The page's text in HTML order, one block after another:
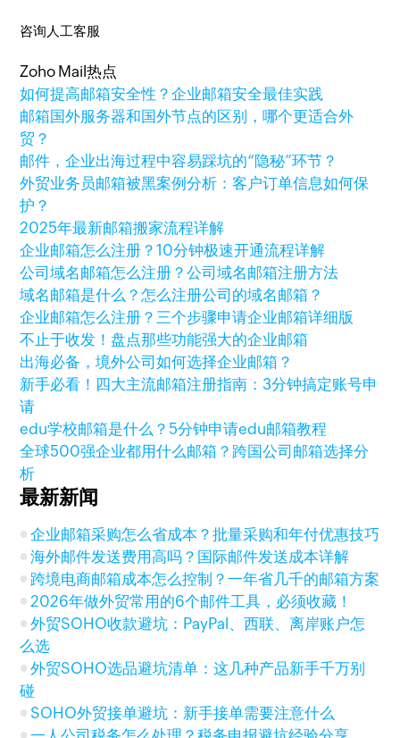
咨询人工客服
Zoho Mail热点
如何提高邮箱安全性？企业邮箱安全最佳实践
邮箱国外服务器和国外节点的区别，哪个更适合外
贸？
邮件，企业出海过程中容易踩坑的“隐秘”环节？
外贸业务员邮箱被黑案例分析：客户订单信息如何保
护？
2025年最新邮箱搬家流程详解
企业邮箱怎么注册？10分钟极速开通流程详解
公司域名邮箱怎么注册？公司域名邮箱注册方法
域名邮箱是什么？怎么注册公司的域名邮箱？
企业邮箱怎么注册？三个步骤申请企业邮箱详细版
不止于收发！盘点那些功能强大的企业邮箱
出海必备，境外公司如何选择企业邮箱？
新手必看！四大主流邮箱注册指南：3分钟搞定账号申
请
edu学校邮箱是什么？5分钟申请edu邮箱教程
全球500强企业都用什么邮箱？跨国公司邮箱选择分
析
最新新闻
企业邮箱采购怎么省成本？批量采购和年付优惠技巧
海外邮件发送费用高吗？国际邮件发送成本详解
跨境电商邮箱成本怎么控制？一年省几千的邮箱方案
2026年做外贸常用的6个邮件工具，必须收藏！
外贸SOHO收款避坑：PayPal、西联、离岸账户怎
么选
外贸SOHO选品避坑清单：这几种产品新手千万别
碰
SOHO外贸接单避坑：新手接单需要注意什么